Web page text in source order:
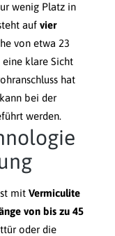
wenig Platz in
auf vier
von etwa 23
klare Sicht
hat
bei der
werden.
mit Vermiculite
von bis zu 45
oder die